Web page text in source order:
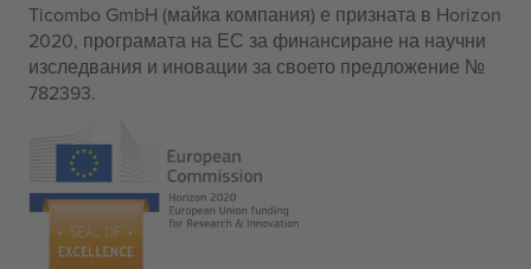
Ticombo GmbH (майка компания) е призната в Horizon
2020, програмата на ЕС за финансиране на научни
изследвания и иновации за своето предложение №
782393.